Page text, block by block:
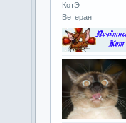
КотЭ
Ветеран